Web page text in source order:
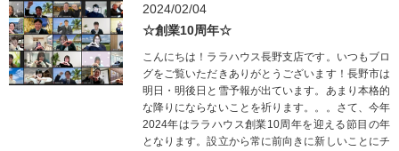
2024/02/04
☆創業10周年☆
こんにちは！ララハウス長野支店です。いつもブロ
グをご覧いただきありがとうございます！長野市は
明日・明後日と雪予報が出ています。あまり本格的
な降りにならないことを祈ります。。。さて、今年
2024年はララハウス創業10周年を迎える節目の年
となります。設立から常に前向きに新しいことにチ